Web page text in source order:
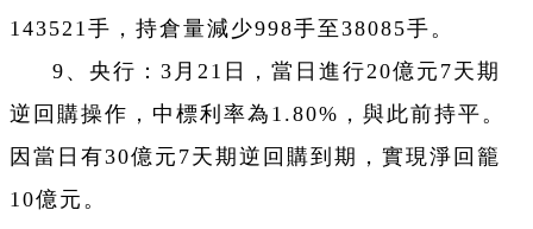
143521手，持倉量減少998手至38085手。
9、央行：3月21日，當日進行20億元7天期
逆回購操作，中標利率為1.80%，與此前持平。
因當日有30億元7天期逆回購到期，實現淨回籠
10億元。